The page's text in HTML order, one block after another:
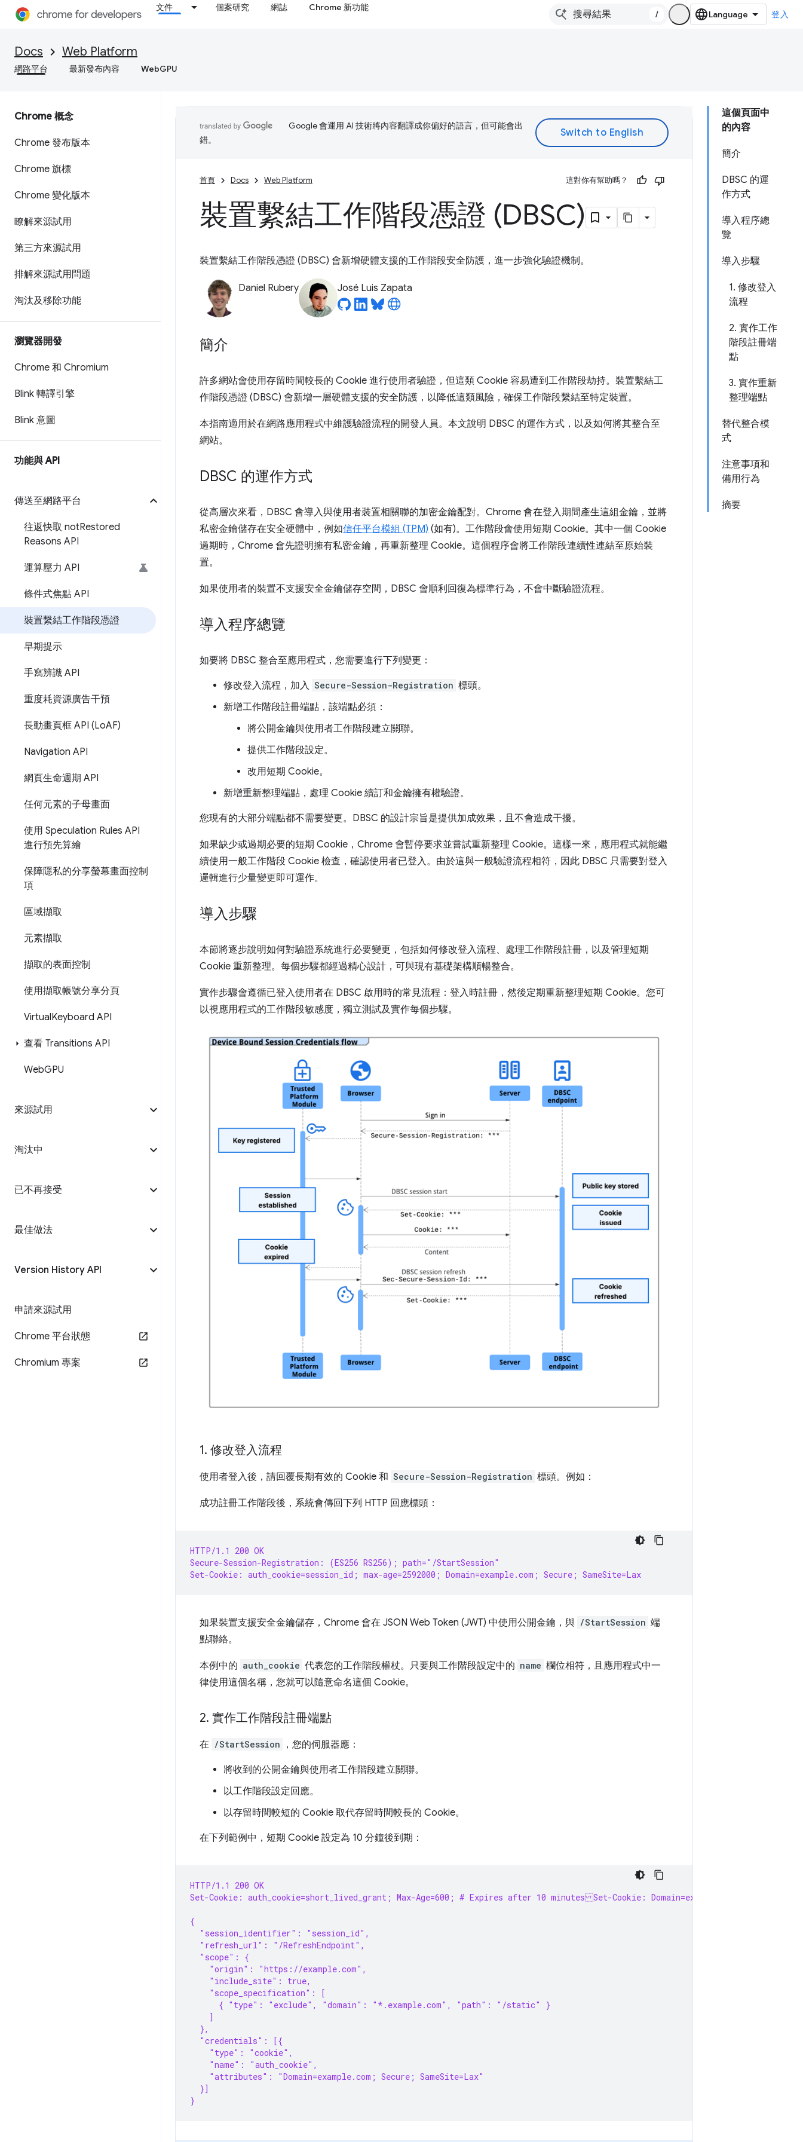
文件 個案研究 網誌 Chrome 新功能
/ 登入
Docs Web Platform
網路平台 最新發布內容 WebGPU
Chrome 概念
Chrome 發布版本
Chrome 旗標
Chrome 變化版本
瞭解來源試用
第三方來源試用
排解來源試用問題
淘汰及移除功能
瀏覽器開發
Chrome 和 Chromium
Blink 轉譯引擎
Blink 意圖
功能與 API
傳送至網路平台
往返快取 notRestored
Reasons API
運算壓力 API
條件式焦點 API
裝置繫結工作階段憑證
早期提示
手寫辨識 API
重度耗資源廣告干預
長動畫頁框 API (LoAF)
Navigation API
網頁生命週期 API
任何元素的子母畫面
使用 Speculation Rules API
進行預先算繪
保障隱私的分享螢幕畫面控制
項
區域擷取
元素擷取
擷取的表面控制
使用擷取帳號分享分頁
VirtualKeyboard API
查看 Transitions API
WebGPU
來源試用
淘汰中
已不再接受
最佳做法
Version History API
申請來源試用
Chrome 平台狀態
Chromium 專案
這個頁面中
的內容
簡介
DBSC 的運
作方式
導入程序總
覽
導入步驟
1. 修改登入
流程
2. 實作工作
階段註冊端
點
3. 實作重新
整理端點
替代整合模
式
注意事項和
備用行為
摘要
Google 會運用 AI 技術將內容翻譯成你偏好的語言，但可能會出
錯。
首頁 Docs Web Platform 這對你有幫助嗎？
裝置繫結工作階段憑證 (DBSC)
裝置繫結工作階段憑證 (DBSC) 會新增硬體支援的工作階段安全防護，進一步強化驗證機制。
Daniel Rubery José Luis Zapata
簡介
許多網站會使用存留時間較長的 Cookie 進行使用者驗證，但這類 Cookie 容易遭到工作階段劫持。裝置繫結工
作階段憑證 (DBSC) 會新增一層硬體支援的安全防護，以降低這類風險，確保工作階段繫結至特定裝置。
本指南適用於在網路應用程式中維護驗證流程的開發人員。本文說明 DBSC 的運作方式，以及如何將其整合至
網站。
DBSC 的運作方式
從高層次來看，DBSC 會導入與使用者裝置相關聯的加密金鑰配對。Chrome 會在登入期間產生這組金鑰，並將
私密金鑰儲存在安全硬體中，例如信任平台模組 (TPM) (如有)。工作階段會使用短期 Cookie。其中一個 Cookie
過期時，Chrome 會先證明擁有私密金鑰，再重新整理 Cookie。這個程序會將工作階段連續性連結至原始裝
置。
如果使用者的裝置不支援安全金鑰儲存空間，DBSC 會順利回復為標準行為，不會中斷驗證流程。
導入程序總覽
如要將 DBSC 整合至應用程式，您需要進行下列變更：
修改登入流程，加入 Secure-Session-Registration 標頭。
新增工作階段註冊端點，該端點必須：
將公開金鑰與使用者工作階段建立關聯。
提供工作階段設定。
改用短期 Cookie。
新增重新整理端點，處理 Cookie 續訂和金鑰擁有權驗證。
您現有的大部分端點都不需要變更。DBSC 的設計宗旨是提供加成效果，且不會造成干擾。
如果缺少或過期必要的短期 Cookie，Chrome 會暫停要求並嘗試重新整理 Cookie。這樣一來，應用程式就能繼
續使用一般工作階段 Cookie 檢查，確認使用者已登入。由於這與一般驗證流程相符，因此 DBSC 只需要對登入
邏輯進行少量變更即可運作。
導入步驟
本節將逐步說明如何對驗證系統進行必要變更，包括如何修改登入流程、處理工作階段註冊，以及管理短期
Cookie 重新整理。每個步驟都經過精心設計，可與現有基礎架構順暢整合。
實作步驟會遵循已登入使用者在 DBSC 啟用時的常見流程：登入時註冊，然後定期重新整理短期 Cookie。您可
以視應用程式的工作階段敏感度，獨立測試及實作每個步驟。
1. 修改登入流程
使用者登入後，請回覆長期有效的 Cookie 和 Secure-Session-Registration 標頭。例如：
成功註冊工作階段後，系統會傳回下列 HTTP 回應標頭：
HTTP/1.1 200 OK
Secure-Session-Registration: (ES256 RS256); path="/StartSession"
Set-Cookie: auth_cookie=session_id; max-age=2592000; Domain=example.com; Secure; SameSite=Lax
如果裝置支援安全金鑰儲存，Chrome 會在 JSON Web Token (JWT) 中使用公開金鑰，與 /StartSession 端
點聯絡。
本例中的 auth_cookie 代表您的工作階段權杖。只要與工作階段設定中的 name 欄位相符，且應用程式中一
律使用這個名稱，您就可以隨意命名這個 Cookie。
2. 實作工作階段註冊端點
在 /StartSession ，您的伺服器應：
將收到的公開金鑰與使用者工作階段建立關聯。
以工作階段設定回應。
以存留時間較短的 Cookie 取代存留時間較長的 Cookie。
在下列範例中，短期 Cookie 設定為 10 分鐘後到期：
HTTP/1.1 200 OK
Set-Cookie: auth_cookie=short_lived_grant; Max-Age=600; # Expires after 10 minutesSet-Cookie: Domain=example.com; Secure;
{
  "session_identifier": "session_id",
  "refresh_url": "/RefreshEndpoint",
  "scope": {
    "origin": "https://example.com",
    "include_site": true,
    "scope_specification": [
      { "type": "exclude", "domain": "*.example.com", "path": "/static" }
    ]
  },
  "credentials": [{
    "type": "cookie",
    "name": "auth_cookie",
    "attributes": "Domain=example.com; Secure; SameSite=Lax"
  }]
}